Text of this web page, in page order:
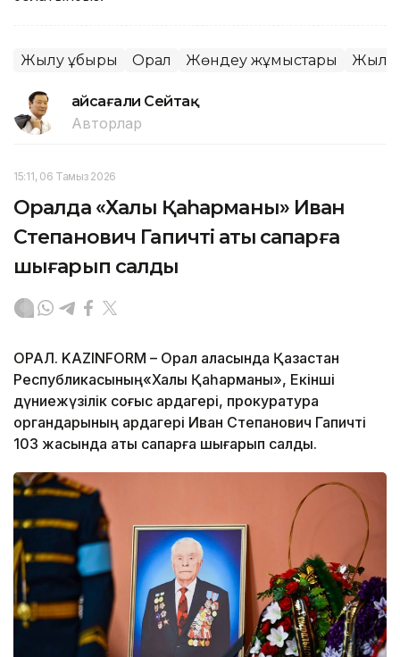
Жылу құбыры Орал Жөндеу жұмыстары
Ғайсағали Сейтақ
Авторлар
15:11, 06 Тамыз 2026
Оралда «Халық Қаһарманы» Иван
Степанович Гапичті ақтық сапарға
шығарып салды
ОРАЛ. KAZINFORM – Орал қаласында Қазақстан
Республикасының«Халық Қаһарманы», Екінші
дүниежүзілік соғыс ардагері, прокуратура
органдарының ардагері Иван Степанович Гапичті
103 жасында ақтық сапарға шығарып салды.